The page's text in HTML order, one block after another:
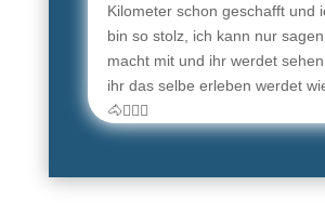
Kilometer schon geschafft und
bin so stolz, ich kann nur sagen
macht mit und ihr werdet
ihr das selbe erleben werdet
🐴🙋🏼‍♀️